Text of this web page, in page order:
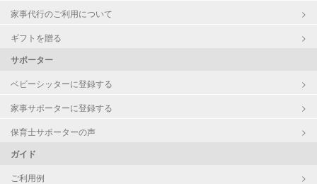
家事代行のご利用について
ギフトを贈る
サポーター
ベビーシッターに登録する
家事サポーターに登録する
保育士サポーターの声
ガイド
ご利用例